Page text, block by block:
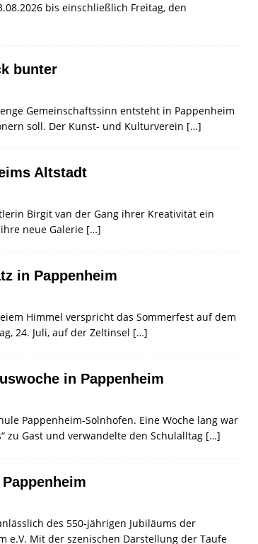
bis einschließlich Freitag, den
bunter
Gemeinschaftssinn entsteht in Pappenheim
soll. Der Kunst- und Kulturverein […]
Altstadt
Birgit van der Gang ihrer Kreativität ein
neue Galerie […]
in Pappenheim
Himmel verspricht das Sommerfest auf dem
24. Juli, auf der Zeltinsel […]
in Pappenheim
Pappenheim-Solnhofen. Eine Woche lang war
zu Gast und verwandelte den Schulalltag […]
des 550-jährigen Jubiläums der
e.V. Mit der szenischen Darstellung der Taufe